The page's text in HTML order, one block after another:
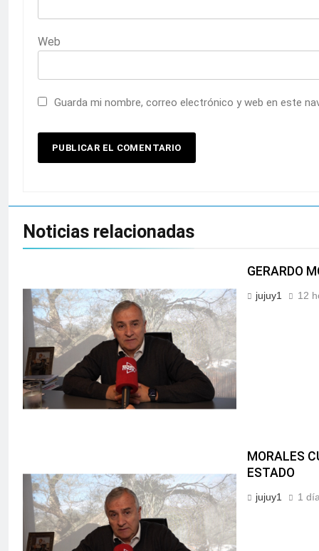
Web
Guarda mi nombre, correo electrónico y web en este
Noticias relacionadas
GERARDO
jujuy1 12
MORALES
ESTADO
jujuy1 1